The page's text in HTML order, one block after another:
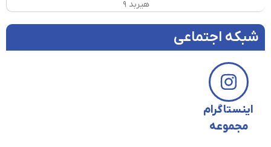
هیربد ۹
شبکه اجتماعی
اینستاگرام
مجموعه